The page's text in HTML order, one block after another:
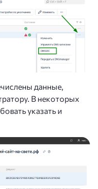
данные,
В некоторых
указать и